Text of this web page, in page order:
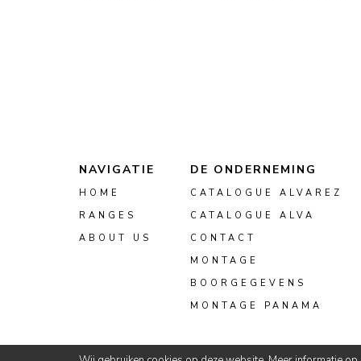
NAVIGATIE
HOME
RANGES
ABOUT US
DE ONDERNEMING
CATALOGUE ALVAREZ
CATALOGUE ALVA
CONTACT
MONTAGE
BOORGEGEVENS
MONTAGE PANAMA